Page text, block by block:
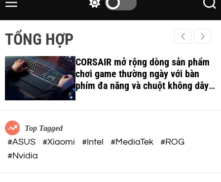
e
c
h
t
i
n
.
c
m
M
e
w
h
c
o
o
d
S
e
a
r
h
TỔNG HỢP
CORSAIR mở rộng dòng sản phẩm
chơi game thường ngày với bàn
phím đa năng và chuột không dây
công thái học
Top Tagged
#ASUS #Xiaomi #Intel #MediaTek
#ROG
#Nvidia